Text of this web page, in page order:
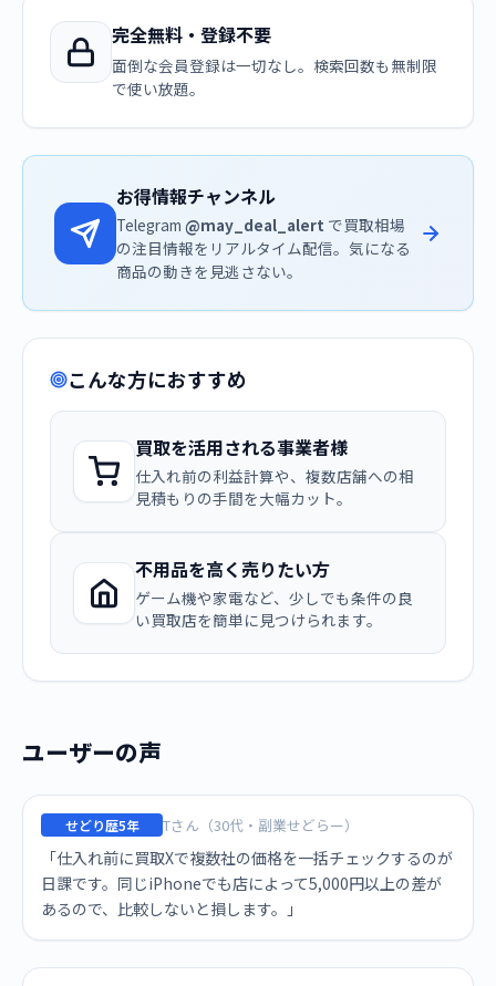
完全無料・登録不要
面倒な会員登録は一切なし。検索回数も無制限
で使い放題。
お得情報チャンネル
Telegram @may_deal_alert で買取相場
の注目情報をリアルタイム配信。気になる
商品の動きを見逃さない。
こんな方におすすめ
買取を活用される事業者様
仕入れ前の利益計算や、複数店舗への相
見積もりの手間を大幅カット。
不用品を高く売りたい方
ゲーム機や家電など、少しでも条件の良
い買取店を簡単に見つけられます。
ユーザーの声
せどり歴5年 Tさん（30代・副業せどらー）
「仕入れ前に買取Xで複数社の価格を一括チェックするのが
日課です。同じiPhoneでも店によって5,000円以上の差が
あるので、比較しないと損します。」